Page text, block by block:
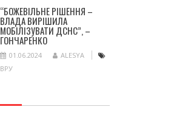
“БОЖЕВІЛЬНЕ РІШЕННЯ –
ВЛАДА ВИРІШИЛА
МОБІЛІЗУВАТИ ДСНС”, –
ГОНЧАРЕНКО
01.06.2024
ALESYA
ВРУ